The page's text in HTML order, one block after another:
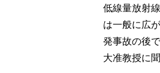
低線量放射
は一般に広
発事故の後
大准教授に